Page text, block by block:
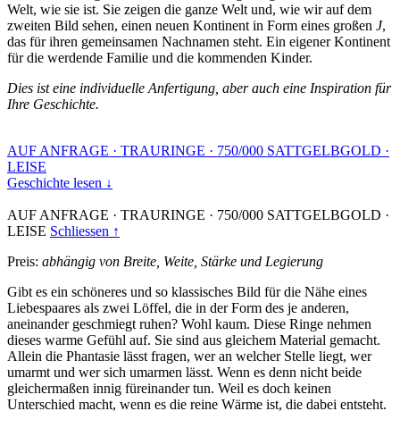
Welt, wie sie ist. Sie zeigen die ganze Welt und, wie wir auf dem
zweiten Bild sehen, einen neuen Kontinent in Form eines großen J,
das für ihren gemeinsamen Nachnamen steht. Ein eigener Kontinent
für die werdende Familie und die kommenden Kinder.
Dies ist eine individuelle Anfertigung, aber auch eine Inspiration für
Ihre Geschichte.
AUF ANFRAGE · TRAURINGE · 750/000 SATTGELBGOLD ·
LEISE
Geschichte lesen ↓
AUF ANFRAGE · TRAURINGE · 750/000 SATTGELBGOLD ·
LEISE Schliessen ↑
Preis: abhängig von Breite, Weite, Stärke und Legierung
Gibt es ein schöneres und so klassisches Bild für die Nähe eines
Liebespaares als zwei Löffel, die in der Form des je anderen,
aneinander geschmiegt ruhen? Wohl kaum. Diese Ringe nehmen
dieses warme Gefühl auf. Sie sind aus gleichem Material gemacht.
Allein die Phantasie lässt fragen, wer an welcher Stelle liegt, wer
umarmt und wer sich umarmen lässt. Wenn es denn nicht beide
gleichermaßen innig füreinander tun. Weil es doch keinen
Unterschied macht, wenn es die reine Wärme ist, die dabei entsteht.